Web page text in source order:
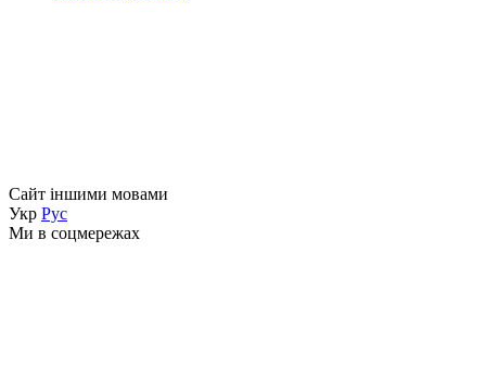
Сайт іншими мовами
Укр Рус
Ми в соцмережах